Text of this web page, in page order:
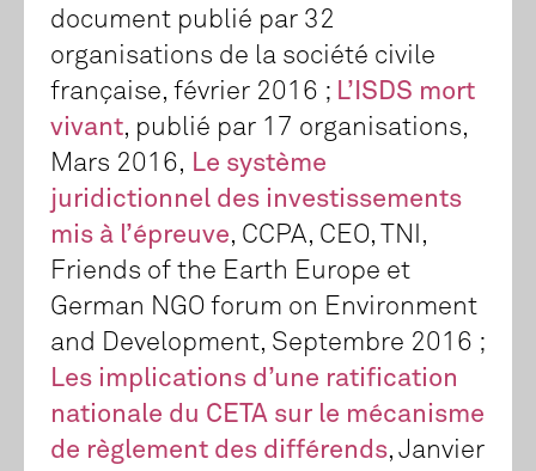
document publié par 32
organisations de la société civile
française, février 2016 ; L’ISDS mort
vivant, publié par 17 organisations,
Mars 2016, Le système
juridictionnel des investissements
mis à l’épreuve, CCPA, CEO, TNI,
Friends of the Earth Europe et
German NGO forum on Environment
and Development, Septembre 2016 ;
Les implications d’une ratification
nationale du CETA sur le mécanisme
de règlement des différends, Janvier